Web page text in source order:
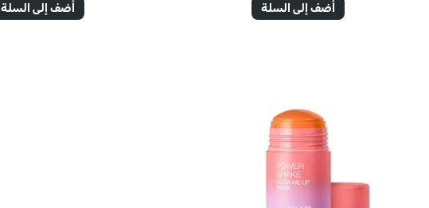
أضف إلى السلة أضف إلى السلة